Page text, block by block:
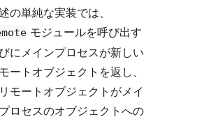
の単純な実装では、
モジュールを呼び出す
にメインプロセスが新しい
ートオブジェクトを返し、
モートオブジェクトがメイ
ロセスのオブジェクトへの